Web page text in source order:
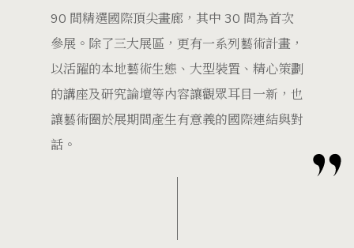
90 間精選國際頂尖畫廊，其中 30 間為首次
參展。除了三大展區，更有一系列藝術計畫，
以活躍的本地藝術生態、大型裝置、精心策劃
的講座及研究論壇等內容讓觀眾耳目一新，也
讓藝術圈於展期間產生有意義的國際連結與對
話。